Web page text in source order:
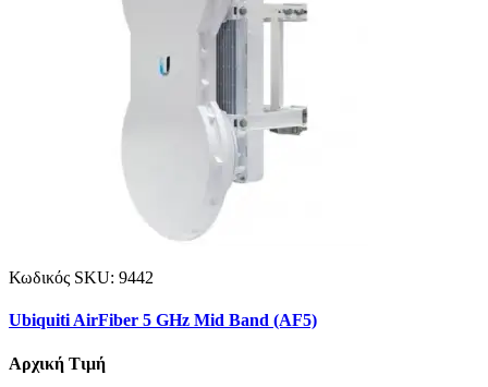
Κωδικός SKU: 9442
Ubiquiti AirFiber 5 GHz Mid Band (AF5)
Αρχική Τιμή